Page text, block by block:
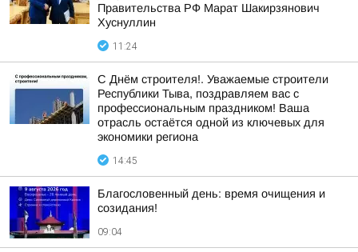
Правительства РФ Марат Шакирзянович
Хуснуллин
11:24
С Днём строителя!. Уважаемые строители
Республики Тыва, поздравляем вас с
профессиональным праздником! Ваша
отрасль остаётся одной из ключевых для
экономики региона
14:45
Благословенный день: время очищения и
созидания!
09:04